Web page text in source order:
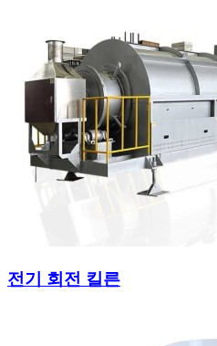
전기 회전 킬른